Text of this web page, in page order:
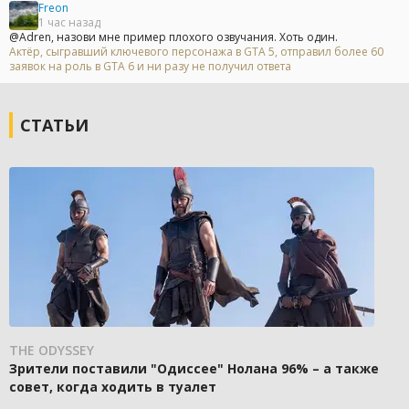
Freon
1 час назад
@Adren, назови мне пример плохого озвучания. Хоть один.
Актёр, сыгравший ключевого персонажа в GTA 5, отправил более 60
заявок на роль в GTA 6 и ни разу не получил ответа
СТАТЬИ
THE ODYSSEY
Зрители поставили "Одиссее" Нолана 96% – а также
совет, когда ходить в туалет